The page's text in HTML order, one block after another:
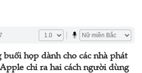
buổi họp dành cho các nhà phát
chỉ ra hai cách người dùng